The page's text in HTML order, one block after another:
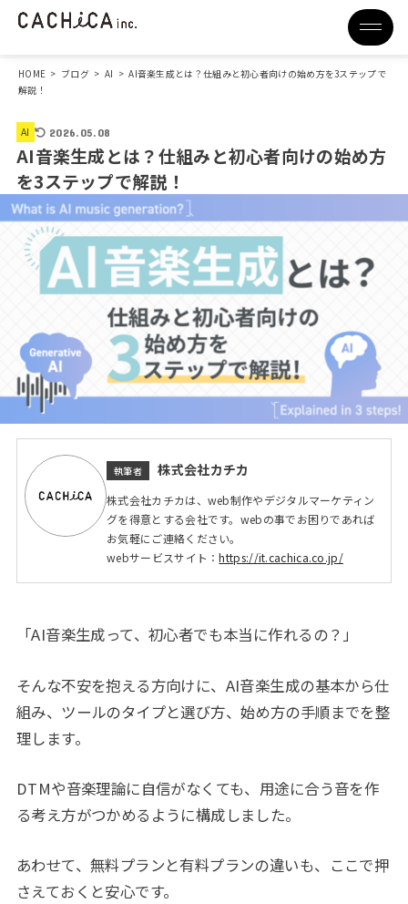
HOME > ブログ > AI > AI音楽生成とは？仕組みと初心者向けの始め方を3ステップで
解説！
AI 2026.05.08
AI音楽生成とは？仕組みと初心者向けの始め方
を3ステップで解説！
執筆者 株式会社カチカ
株式会社カチカは、web制作やデジタルマーケティン
グを得意とする会社です。webの事でお困りであれば
お気軽にご連絡ください。
webサービスサイト：https://it.cachica.co.jp/
「AI音楽生成って、初心者でも本当に作れるの？」
そんな不安を抱える方向けに、AI音楽生成の基本から仕
組み、ツールのタイプと選び方、始め方の手順までを整
理します。
DTMや音楽理論に自信がなくても、用途に合う音を作
る考え方がつかめるように構成しました。
あわせて、無料プランと有料プランの違いも、ここで押
さえておくと安心です。